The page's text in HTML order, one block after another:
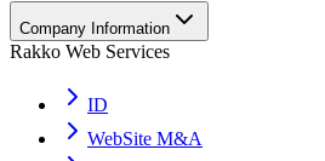
Company Information
Rakko Web Services
ID
WebSite M&A